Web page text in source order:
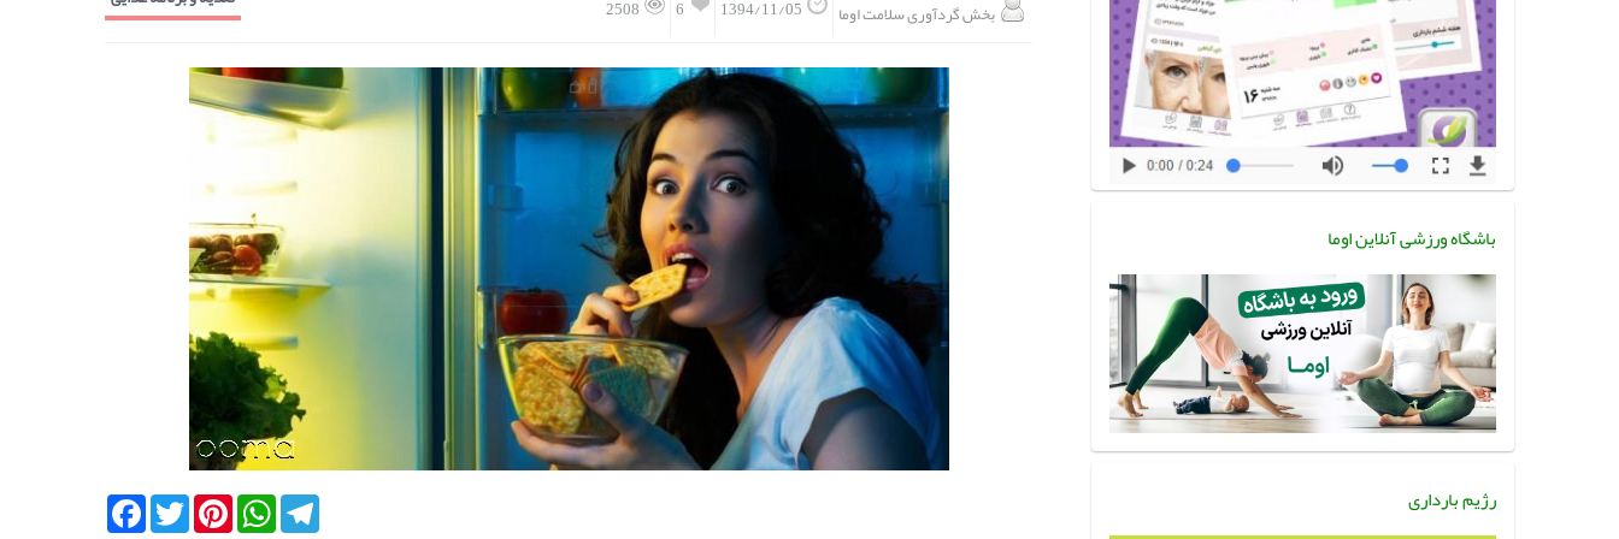
2508 6 1394/11/05 بخش گردآوری سلامت اوما
FacebookTwitterPinterestWhatsAppTelegram
باشگاه ورزشی آنلاین اوما
رژیم بارداری